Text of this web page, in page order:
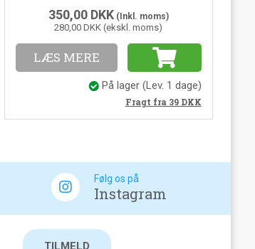
350,00 DKK(Inkl. moms)
280,00 DKK (ekskl. moms)
LÆS MERE
På lager (Lev. 1 dage)
Fragt fra 39 DKK
Følg os på
Instagram